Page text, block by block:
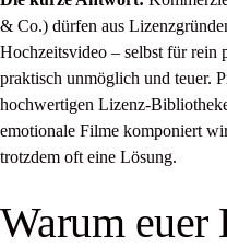
& Co.) dürfen aus
Hochzeitsvideo – selbst für rein
praktisch unmöglich und teuer.
hochwertigen Lizenz-
emotionale Filme komponiert
trotzdem oft eine Lösung.
Warum euer